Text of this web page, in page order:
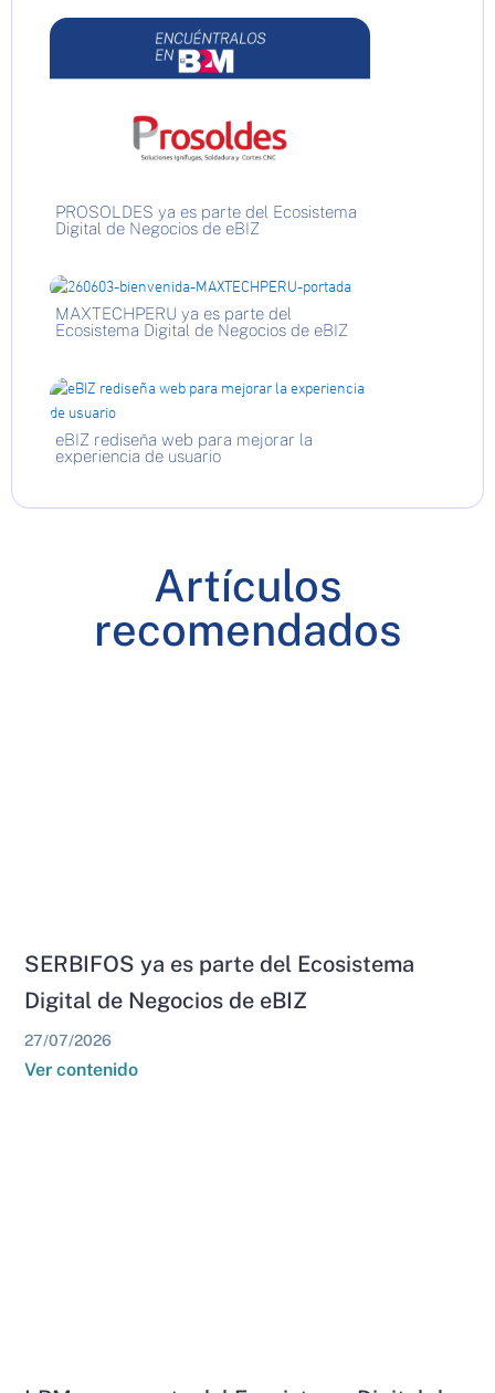
PROSOLDES ya es parte del Ecosistema
Digital de Negocios de eBIZ
MAXTECHPERU ya es parte del
Ecosistema Digital de Negocios de eBIZ
eBIZ rediseña web para mejorar la
experiencia de usuario
Artículos
recomendados
SERBIFOS ya es parte del Ecosistema
Digital de Negocios de eBIZ
27/07/2026
Ver contenido